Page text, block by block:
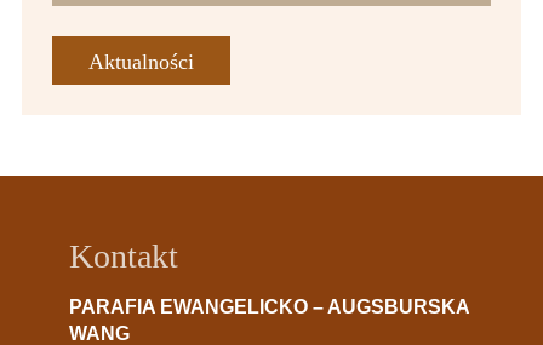
Aktualności
Kontakt
PARAFIA EWANGELICKO – AUGSBURSKA
WANG